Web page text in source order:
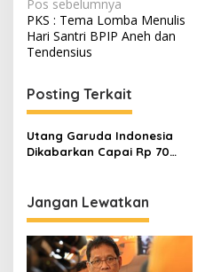
N
a
v
i
g
a
s
p
o
s
Pos sebelumnya
PKS : Tema Lomba Menulis
Hari Santri BPIP Aneh dan
Tendensius
Posting Terkait
Utang Garuda Indonesia
Dikabarkan Capai Rp 70
Jangan Lewatkan